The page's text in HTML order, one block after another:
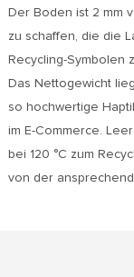
Der Boden ist 2 mm
zu schaffen, die die
Recycling-Symbolen
Das Nettogewicht
so hochwertige
im E-Commerce.
bei 120 °C zum
von der